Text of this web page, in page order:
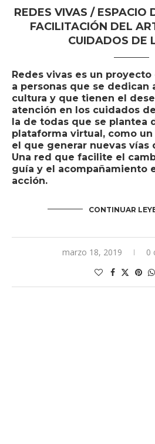
REDES VIVAS / ESPACIO
FACILITACIÓN DEL
CUIDADOS DE
Redes vivas es un
a personas que se dedican
cultura y que tienen el
atención en los cuidados
la de todas que se plantea
plataforma virtual, como
el que generar nuevas vías
Una red que facilite el
guía y el acompañamiento
acción.
CONTINUAR
marzo 18, 2019 0